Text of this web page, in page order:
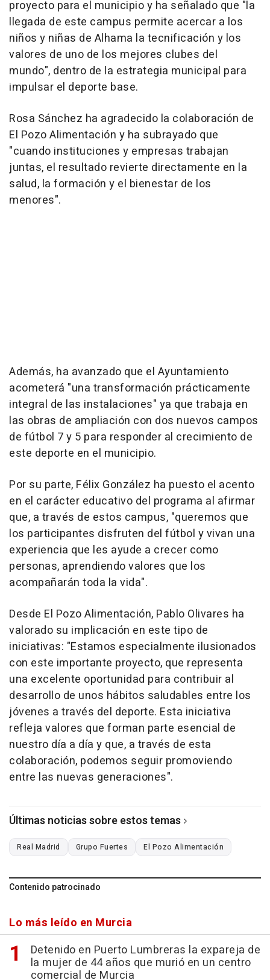
proyecto para el municipio y ha señalado que "la
llegada de este campus permite acercar a los
niños y niñas de Alhama la tecnificación y los
valores de uno de los mejores clubes del
mundo", dentro de la estrategia municipal para
impulsar el deporte base.
Rosa Sánchez ha agradecido la colaboración de
El Pozo Alimentación y ha subrayado que
"cuando instituciones y empresas trabajan
juntas, el resultado revierte directamente en la
salud, la formación y el bienestar de los
menores".
Además, ha avanzado que el Ayuntamiento
acometerá "una transformación prácticamente
integral de las instalaciones" ya que trabaja en
las obras de ampliación con dos nuevos campos
de fútbol 7 y 5 para responder al crecimiento de
este deporte en el municipio.
Por su parte, Félix González ha puesto el acento
en el carácter educativo del programa al afirmar
que, a través de estos campus, "queremos que
los participantes disfruten del fútbol y vivan una
experiencia que les ayude a crecer como
personas, aprendiendo valores que los
acompañarán toda la vida".
Desde El Pozo Alimentación, Pablo Olivares ha
valorado su implicación en este tipo de
iniciativas: "Estamos especialmente ilusionados
con este importante proyecto, que representa
una excelente oportunidad para contribuir al
desarrollo de unos hábitos saludables entre los
jóvenes a través del deporte. Esta iniciativa
refleja valores que forman parte esencial de
nuestro día a día y que, a través de esta
colaboración, podemos seguir promoviendo
entre las nuevas generaciones".
Últimas noticias sobre estos temas
Real Madrid Grupo Fuertes El Pozo Alimentación
Contenido patrocinado
Lo más leído en Murcia
Detenido en Puerto Lumbreras la expareja de
la mujer de 44 años que murió en un centro
comercial de Murcia